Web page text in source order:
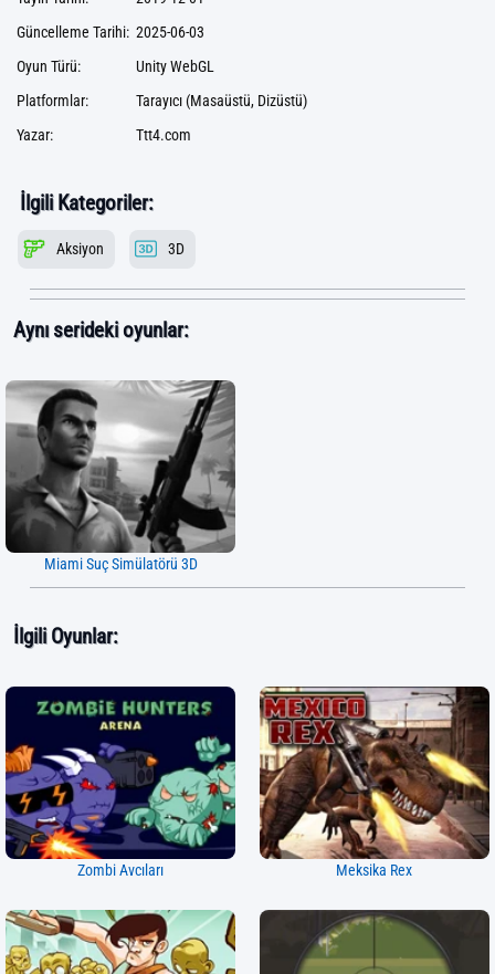
Güncelleme Tarihi: 2025-06-03
Oyun Türü:
Unity WebGL
Platformlar:
Tarayıcı (Masaüstü, Dizüstü)
Yazar:
Ttt4.com
İlgili Kategoriler:
Aksiyon 3D
Aynı serideki oyunlar:
Miami Suç Simülatörü 3D
İlgili Oyunlar:
Zombi Avcıları Meksika Rex